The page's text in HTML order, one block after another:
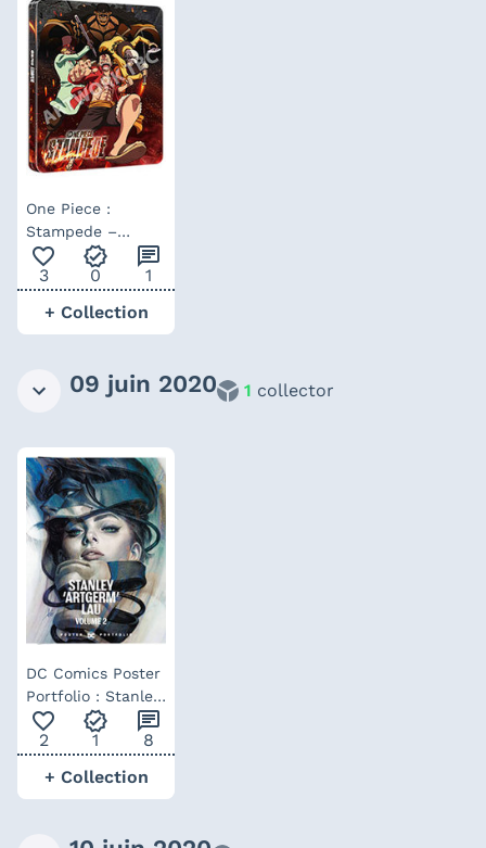
One Piece :
Stampede –
steelbook UK
favorite_outline
3
verified
0
chat
1
+ Collection
09 juin 2020 1 collector
DC Comics Poster
Portfolio : Stanley
Lau Artgerm vol.2
favorite_outline
2
verified
1
chat
8
+ Collection